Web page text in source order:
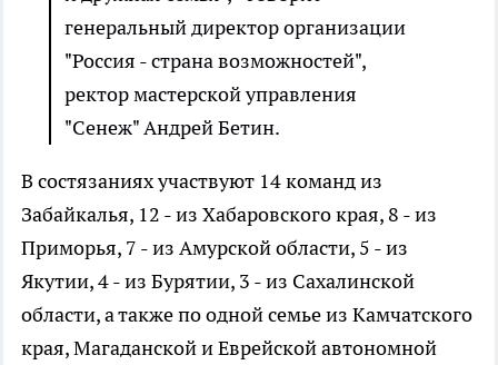
генеральный директор организации
"Россия - страна возможностей",
ректор мастерской управления
"Сенеж" Андрей Бетин.
В состязаниях участвуют 14 команд из
Забайкалья, 12 - из Хабаровского края, 8 - из
Приморья, 7 - из Амурской области, 5 - из
Якутии, 4 - из Бурятии, 3 - из Сахалинской
области, а также по одной семье из Камчатского
края, Магаданской и Еврейской автономной